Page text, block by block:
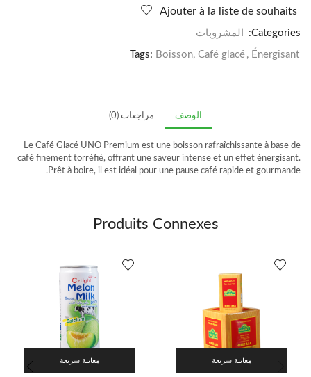
Ajouter à la liste de souhaits
Categories: المشروبات
Tags: Boisson, Café glacé , Énergisant
الوصف مراجعات (0)
Le Café Glacé UNO Premium est une boisson rafraîchissante à base de
café finement torréfié, offrant une saveur intense et un effet énergisant.
Prêt à boire, il est idéal pour une pause café rapide et gourmande.
Produits Connexes
معاينة سريعة معاينة سريعة